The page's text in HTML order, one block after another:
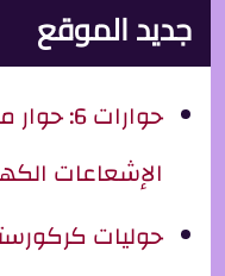
جديد الموقع
حوارات
الإشعاعات
حوليات